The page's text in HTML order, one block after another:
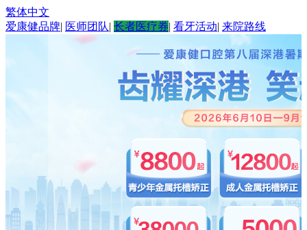
繁体中文
爱康健品牌| 医师团队| 长者医疗券| 看牙活动| 来院路线